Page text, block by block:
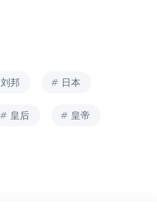
刘邦 日本
皇后 皇帝